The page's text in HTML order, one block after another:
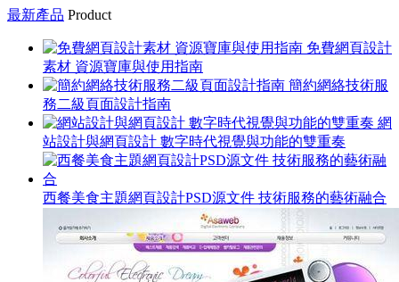
最新產品 Product
免費網頁設計
素材 資源寶庫與使用指南
簡約網絡技術服
務二級頁面設計指南
網
站設計與網頁設計 數字時代視覺與功能的雙重奏
西餐美食主題網頁設計PSD源文件 技術服務的藝術融合